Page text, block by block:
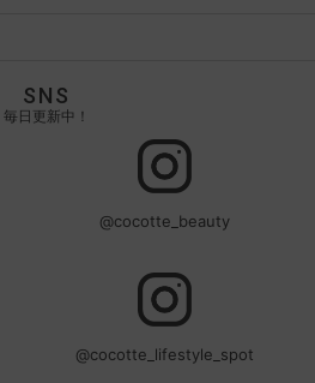
SNS
毎日更新中！
@cocotte_beauty
@cocotte_lifestyle_spot